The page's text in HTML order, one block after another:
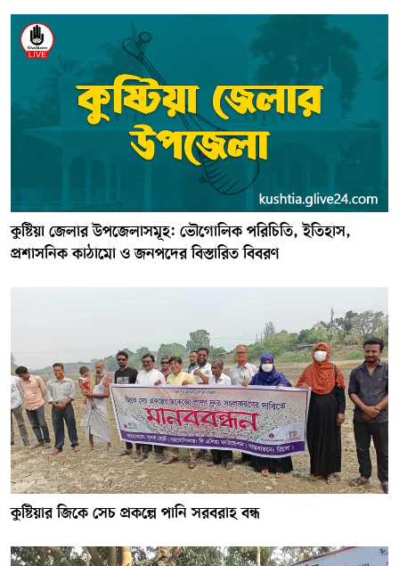
কুষ্টিয়া জেলার উপজেলাসমূহ: ভৌগোলিক পরিচিতি, ইতিহাস,
প্রশাসনিক কাঠামো ও জনপদের বিস্তারিত বিবরণ
কুষ্টিয়ার জিকে সেচ প্রকল্পে পানি সরবরাহ বন্ধ